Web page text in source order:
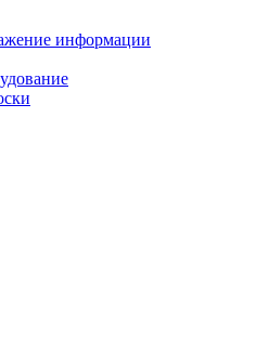
информации